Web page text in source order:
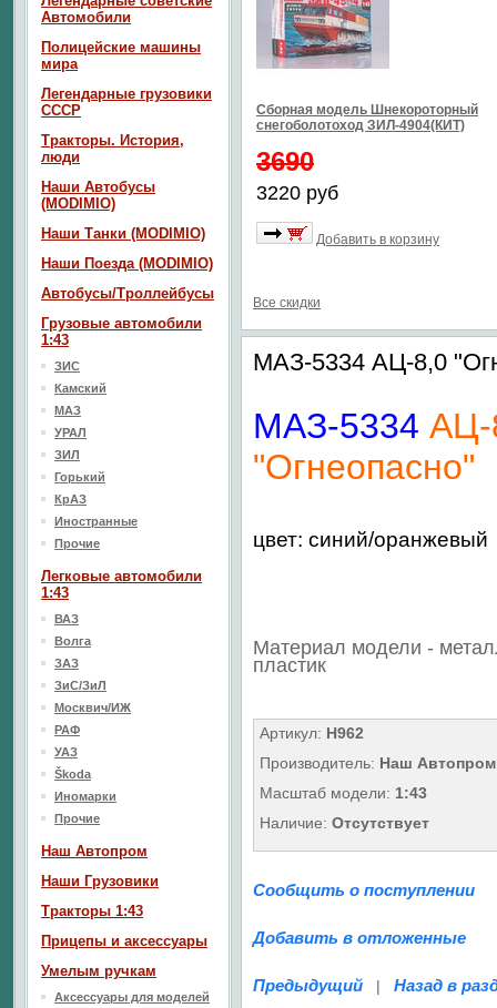
Сборная модель Шнекороторный
снегоболотоход ЗИЛ-4904(КИТ)
3690
3220 руб
Добавить в корзину
Все скидки
МАЗ-5334 АЦ-8,0
МАЗ-5334 АЦ-
"Огнеопасно"
цвет: синий/оранжевый
Материал модели -
пластик
Артикул: H962
Производитель: Наш Автопром
Масштаб модели: 1:43
Наличие: Отсутствует
Сообщить о поступлении
Добавить в отложенные
Предыдущий | Назад в
Автомобили
Полицейские машины
мира
Легендарные грузовики
СССР
Тракторы. История,
люди
Наши Автобусы
(MODIMIO)
Наши Танки (MODIMIO)
Наши Поезда (MODIMIO)
Автобусы/Троллейбусы
Грузовые автомобили
1:43
ЗИС
Камский
МАЗ
УРАЛ
ЗИЛ
Горький
КрАЗ
Иностранные
Прочие
Легковые автомобили
1:43
ВАЗ
Волга
ЗАЗ
ЗиС/ЗиЛ
Москвич/ИЖ
РАФ
УАЗ
Škoda
Иномарки
Прочие
Наш Aвтопром
Наши Грузовики
Тракторы 1:43
Прицепы и аксессуары
Умелым ручкам
Аксессуары для моделей